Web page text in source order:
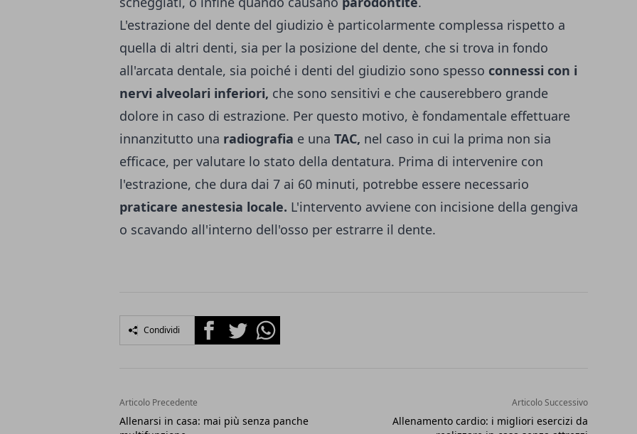
L'estrazione del dente del giudizio è particolarmente complessa rispetto a
quella di altri denti, sia per la posizione del dente, che si trova in fondo
all'arcata dentale, sia poiché i denti del giudizio sono spesso connessi con i
nervi alveolari inferiori, che sono sensitivi e che causerebbero grande
dolore in caso di estrazione. Per questo motivo, è fondamentale effettuare
innanzitutto una radiografia e una TAC, nel caso in cui la prima non sia
efficace, per valutare lo stato della dentatura. Prima di intervenire con
l'estrazione, che dura dai 7 ai 60 minuti, potrebbe essere necessario
praticare anestesia locale. L'intervento avviene con incisione della gengiva
o scavando all'interno dell'osso per estrarre il dente.
Condividi FacebookTwitterWhatsapp
Articolo Precedente
Allenarsi in casa: mai più senza panche
Articolo Successivo
Allenamento cardio: i migliori esercizi da